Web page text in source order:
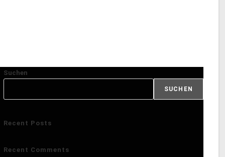
Suchen
SUCHEN
Recent Posts
Recent Comments